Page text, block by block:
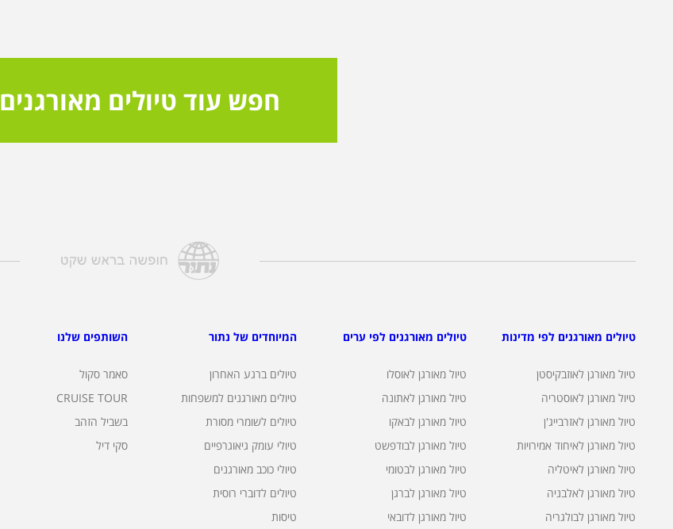
חפש עוד טיולים מאורגנים
טיולים מאורגנים לפי מדינות
טיול מאורגן לאוזבקיסטן
טיול מאורגן לאוסטריה
טיול מאורגן לאזרבייג'ן
טיול מאורגן לאיחוד אמירויות
טיול מאורגן לאיטליה
טיול מאורגן לאלבניה
טיול מאורגן לבולגריה
טיולים מאורגנים לפי ערים
טיול מאורגן לאוסלו
טיול מאורגן לאתונה
טיול מאורגן לבאקו
טיול מאורגן לבודפשט
טיול מאורגן לבטומי
טיול מאורגן לברגן
טיול מאורגן לדובאי
המיוחדים של נתור
טיולים ברגע האחרון
טיולים מאורגנים למשפחות
טיולים לשומרי מסורת
טיולי עומק גיאוגרפיים
טיולי כוכב מאורגנים
טיולים לדוברי רוסית
טיסות
השותפים שלנו
סאמר סקול
CRUISE TOUR
בשביל הזהב
סקי דיל